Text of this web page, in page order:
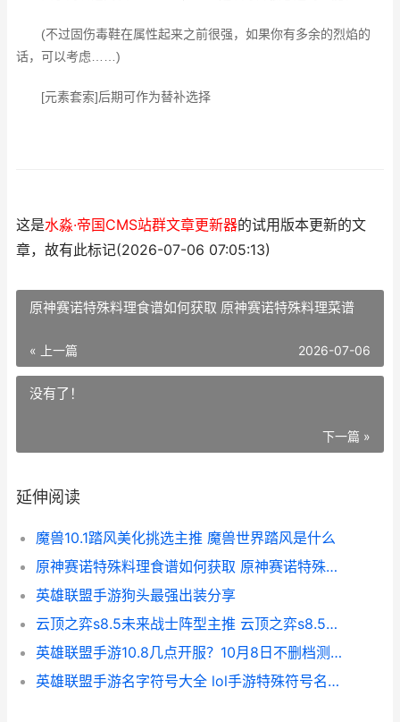
(不过固伤毒鞋在属性起来之前很强，如果你有多余的烈焰的
话，可以考虑……)
[元素套索]后期可作为替补选择
这是水淼·帝国CMS站群文章更新器的试用版本更新的文
章，故有此标记(2026-07-06 07:05:13)
原神赛诺特殊料理食谱如何获取 原神赛诺特殊料理菜谱
« 上一篇 2026-07-06
没有了！
下一篇 »
延伸阅读
魔兽10.1踏风美化挑选主推 魔兽世界踏风是什么
原神赛诺特殊料理食谱如何获取 原神赛诺特殊料理菜谱
英雄联盟手游狗头最强出装分享
云顶之弈s8.5未来战士阵型主推 云顶之弈s8.5未来战士
英雄联盟手游10.8几点开服？10月8日不删档测试时间介绍[多图]
英雄联盟手游名字符号大全 lol手游特殊符号名字id代码汇总